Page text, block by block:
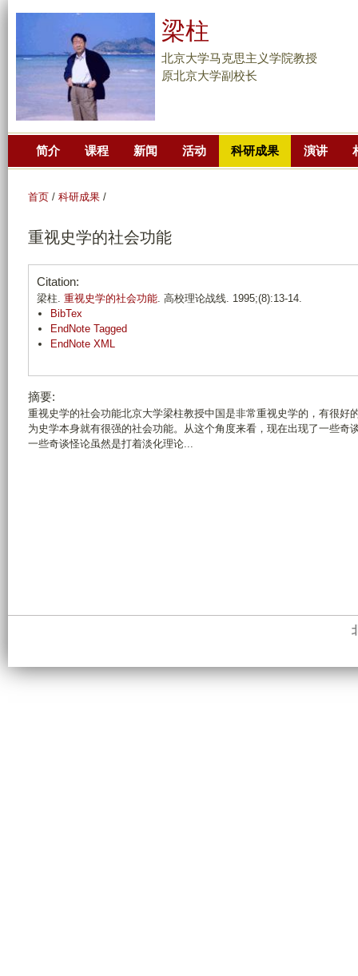
主
梁柱
北京大学马克思主义学院教授
原北京大学副校长
简介 课程 新闻 活动 科研成果 演讲
首页 / 科研成果 /
重视史学的社会功能
Citation:
梁柱. 重视史学的社会功能. 高校理论战线. 1995;(8):13-14.
BibTex
EndNote Tagged
EndNote XML
摘要:
重视史学的社会功能北京大学梁柱教授中国是非常重视史学的，有很好
为史学本身就有很强的社会功能。从这个角度来看，现在出现了一些
一些奇谈怪论虽然是打着淡化理论...